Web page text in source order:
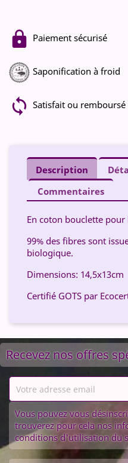
Paiement sécurisé
Saponification à froid
Satisfait ou remboursé
Description
Commentaires
En coton bouclette pour
99% des fibres sont
biologique.
Dimensions: 14,5x13cm
Certifié GOTS par
Recevez nos offres
Vous pouvez vous
trouverez pour cela nos
conditions d'utilisation du